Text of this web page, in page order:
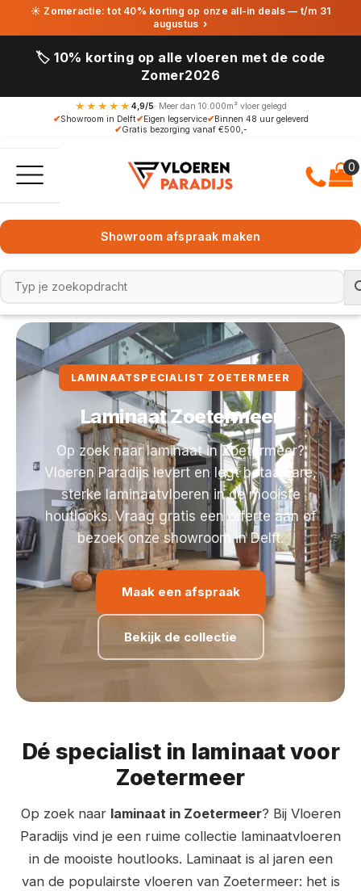
☀ Zomeractie: tot 40% korting op onze all-in deals — t/m 31
augustus ›
🏷️ 10% korting op alle vloeren met de code
Zomer2026
★★★★★ 4,9/5· Meer dan 10.000m² vloer gelegd
✔Showroom in Delft✔Eigen legservice✔Binnen 48 uur geleverd
✔Gratis bezorging vanaf €500,-
Showroom afspraak maken
LAMINAATSPECIALIST ZOETERMEER
Laminaat Zoetermeer
Op zoek naar laminaat in Zoetermeer?
Vloeren Paradijs levert en legt betaalbare,
sterke laminaatvloeren in de mooiste
houtlooks. Vraag gratis een offerte aan of
bezoek onze showroom in Delft.
Maak een afspraak
Bekijk de collectie
Dé specialist in laminaat voor
Zoetermeer
Op zoek naar laminaat in Zoetermeer? Bij Vloeren
Paradijs vind je een ruime collectie laminaatvloeren
in de mooiste houtlooks. Laminaat is al jaren een
van de populairste vloeren van Zoetermeer: het is